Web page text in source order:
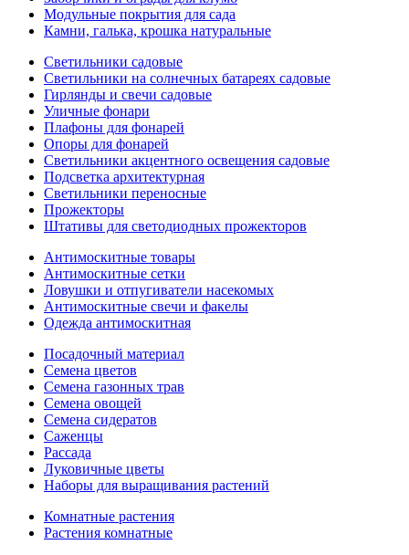
Модульные покрытия для сада
Камни, галька, крошка натуральные
Светильники садовые
Светильники на солнечных батареях садовые
Гирлянды и свечи садовые
Уличные фонари
Плафоны для фонарей
Опоры для фонарей
Светильники акцентного освещения садовые
Подсветка архитектурная
Светильники переносные
Прожекторы
Штативы для светодиодных прожекторов
Антимоскитные товары
Антимоскитные сетки
Ловушки и отпугиватели насекомых
Антимоскитные свечи и факелы
Одежда антимоскитная
Посадочный материал
Семена цветов
Семена газонных трав
Семена овощей
Семена сидератов
Саженцы
Рассада
Луковичные цветы
Наборы для выращивания растений
Комнатные растения
Растения комнатные